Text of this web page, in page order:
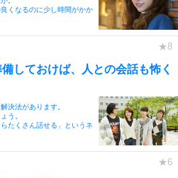
くなるのに少し時間がかか
しておけば、人との会話も怖く
決法があります。
う。
たくさん話せる」というネ